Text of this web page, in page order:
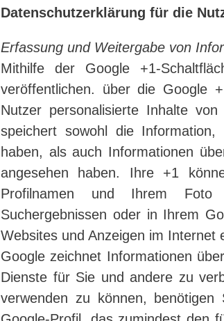
Datenschutzerklärung für die
Erfassung und Weitergabe von
Mithilfe der Google +1-
veröffentlichen. über die Google
Nutzer personalisierte Inhalte
speichert sowohl die
haben, als auch Informationen
angesehen haben. Ihre +1
Profilnamen und Ihrem
Suchergebnissen oder in Ihrem
Websites und Anzeigen im Internet
Google zeichnet Informationen
Dienste für Sie und andere zu
verwenden zu können,